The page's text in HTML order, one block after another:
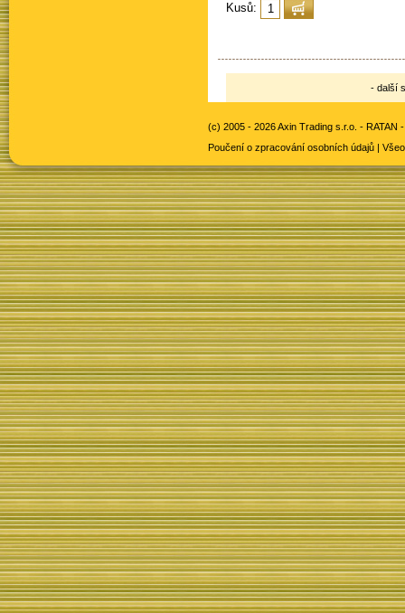
Kusů:
- další
(c) 2005 - 2026 Axin Trading s.r.o. - RATAN
Poučení o zpracování osobních údajů |